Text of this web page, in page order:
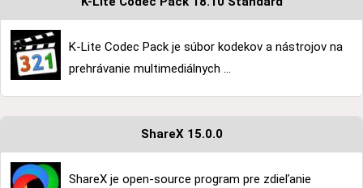
K-Lite Codec Pack je súbor kodekov a nástrojov na
prehrávanie multimediálnych ...
ShareX 15.0.0
ShareX je open-source program pre zdieľanie